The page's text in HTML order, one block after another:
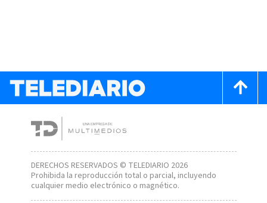
DERECHOS RESERVADOS © TELEDIARIO 2026
Prohibida la reproducción total o parcial, incluyendo
cualquier medio electrónico o magnético.